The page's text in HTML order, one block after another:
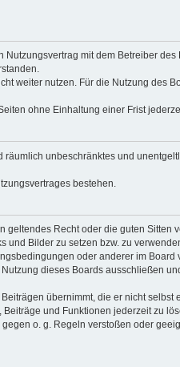
Nutzungsvertrag mit dem Betreiber
weiter nutzen. Für die Nutzung des
ohne Einhaltung einer Frist
unbeschränktes und
bestehen.
geltendes Recht oder die guten Sitten
und Bilder zu setzen bzw. zu
oder anderer im Board
dieses Boards ausschließen
übernimmt, die er nicht selbst
und Funktionen jederzeit zu
o. g. Regeln verstoßen oder